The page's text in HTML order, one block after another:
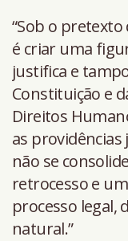
“Sob o pretexto
é criar uma
justifica e
Constituição e
Direitos
as providências
não se
retrocesso e
processo legal,
natural.”